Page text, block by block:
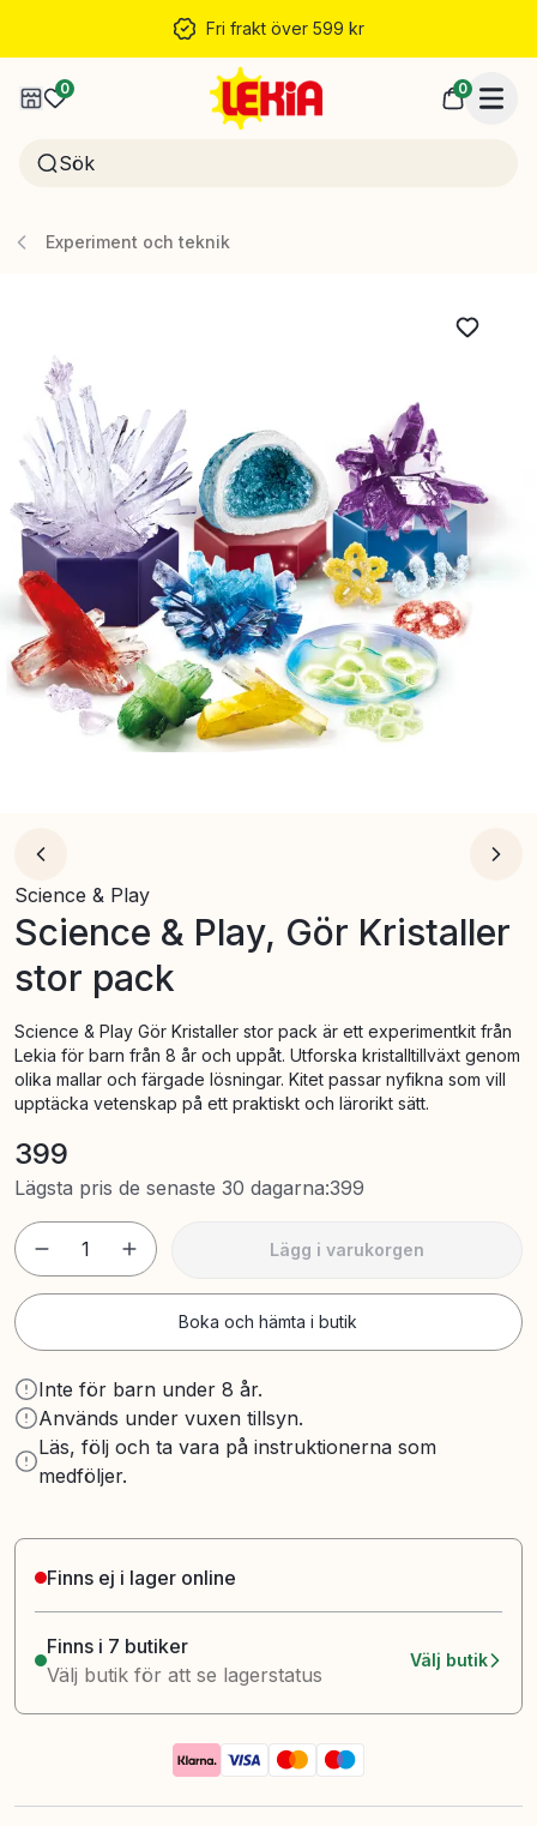
Fri frakt över 599 kr
0 0
Experiment och teknik
Science & Play
Science & Play, Gör Kristaller
stor pack
Science & Play Gör Kristaller stor pack är ett experimentkit från
Lekia för barn från 8 år och uppåt. Utforska kristalltillväxt genom
olika mallar och färgade lösningar. Kitet passar nyfikna som vill
upptäcka vetenskap på ett praktiskt och lärorikt sätt.
399
Lägsta pris de senaste 30 dagarna:399
1 Lägg i varukorgen
Boka och hämta i butik
Inte för barn under 8 år.
Används under vuxen tillsyn.
Läs, följ och ta vara på instruktionerna som
medföljer.
Finns ej i lager online
Finns i 7 butiker
Välj butik för att se lagerstatus
Välj butik